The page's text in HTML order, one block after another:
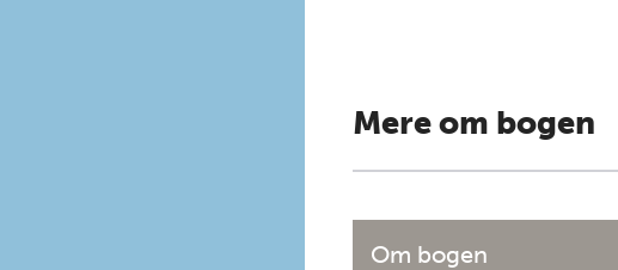
Mere om bogen
Om bogen